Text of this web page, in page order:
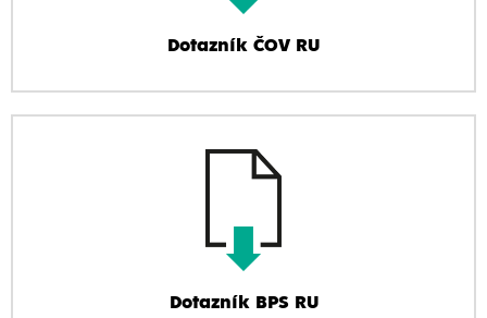
Dotazník ČOV RU
Dotazník BPS RU